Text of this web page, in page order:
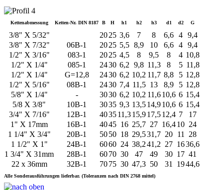
Kettenabmessung Ketten-Nr. DIN 8187 B H h1 h2 h3 d1 d2 G
3/8" X 5/32" 2025 3,6 7 8 6,6 4 9,4
3/8" X 7/32"
06B-1 2025 5,5 8,9 10 6,6 4 9,4
1/2" X 3/16"
083-1 2025 4,5 8 9,5 8 4 10,8
1/2" X 1/4"
085-1 2430 6,2 9,8 11,3 8 5 11,8
1/2" X 1/4"
G=12,8 2430 6,2 10,2 11,7 8,8 5 12,8
1/2" X 5/16"
08B-1 2430 7,4 11,5 13 8,9 5 12,8
5/8" X 1/4"
- 3030 6,2 10,2 11,6 10,6 6 15,4
5/8 X 3/8"
10B-1 3035 9,3 13,514,910,6 6 15,4
3/4" X 7/16"
12B-1 403511,315,917,512,4 7
17
1" X 17mm
16B-1 4045 16 25,7 27 16,410 24
1 1/4" X 3/4"
20B-1 5050 18 29,531,7 20 11
28
1 1/2" X 1"
24B-1 6060 24 38,241,2 27 1636,6
1 3/4" X 31mm
28B-1 6070 30 47 49 30 17 41
22 x 36mm
32B-1 7075 30 47,3 50 31 1944,6
Alle Sonderausführungen lieferbar. (Toleranzen nach DIN 2768 mittel)